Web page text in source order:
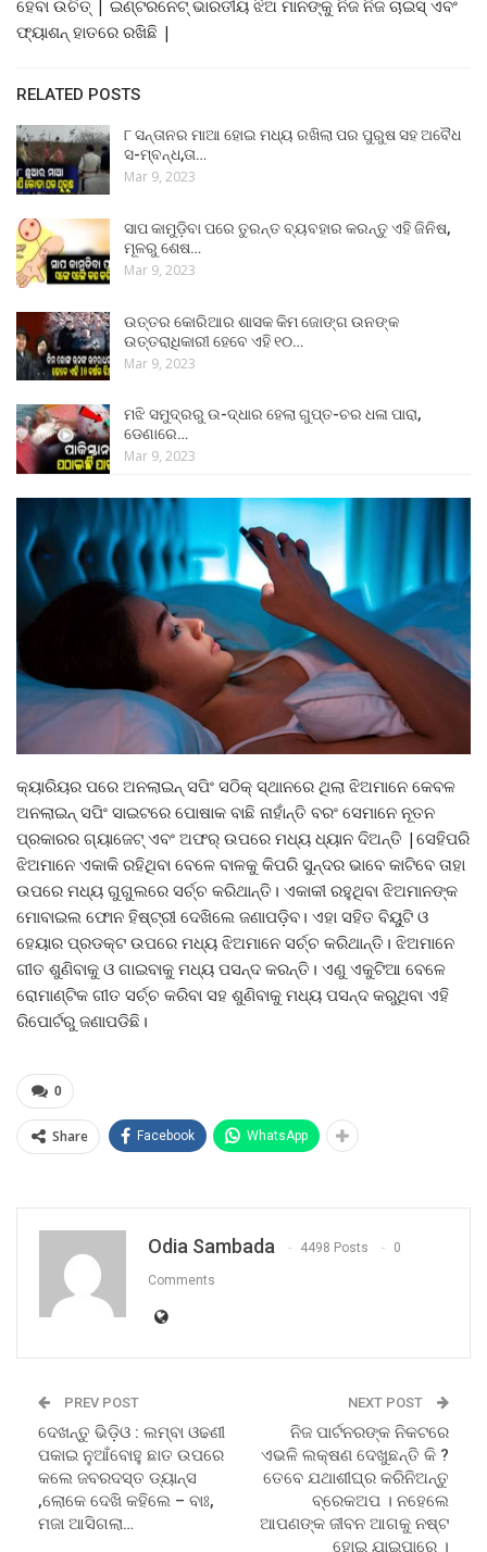
ହେବା ଉଚିତ୍ | ଇଣ୍ଟରନେଟ୍ ଭାରତୀୟ ଝିଅ ମାନଙ୍କୁ ନିଜ ନିଜ ଚାଇସ୍ ଏବଂ
ଫ୍ୟାଶନ୍ ହାତରେ ରଖିଛି |
RELATED POSTS
୮ ସନ୍ତାନର ମାଆ ହୋଇ ମଧ୍ୟ ରଖିଲା ପର ପୁରୁଷ ସହ ଅବୈଧ
ସ-ମ୍ବନ୍ଧ,ତା…
Mar 9, 2023
ସାପ କାମୁଡ଼ିବା ପରେ ତୁରନ୍ତ ବ୍ୟବହାର କରନ୍ତୁ ଏହି ଜିନିଷ,
ମୂଳରୁ ଶେଷ…
Mar 9, 2023
ଉତ୍ତର କୋରିଆର ଶାସକ କିମ ଜୋଙ୍ଗ ଉନଙ୍କ
ଉତ୍ତରାଧିକାରୀ ହେବେ ଏହି ୧୦…
Mar 9, 2023
ମଝି ସମୁଦ୍ରରୁ ଉ-ଦ୍ଧାର ହେଲା ଗୁପ୍ତ-ଚର ଧଳା ପାରା,
ଡେଣାରେ…
Mar 9, 2023
କ୍ୟାରିୟର ପରେ ଅନଲାଇନ୍ ସପିଂ ସଠିକ୍ ସ୍ଥାନରେ ଥିଲା ଝିଅମାନେ କେବଳ
ଅନଲାଇନ୍ ସପିଂ ସାଇଟରେ ପୋଷାକ ବାଛି ନାହାଁନ୍ତି ବରଂ ସେମାନେ ନୂତନ
ପ୍ରକାରର ଗ୍ୟାଜେଟ୍ ଏବଂ ଅଫର୍ ଉପରେ ମଧ୍ୟ ଧ୍ୟାନ ଦିଅନ୍ତି |ସେହିପରି
ଝିଅମାନେ ଏକାକି ରହିଥିବା ବେଳେ ବାଳକୁ କିପରି ସୁନ୍ଦର ଭାବେ କାଟିବେ ତାହା
ଉପରେ ମଧ୍ୟ ଗୁଗୁଲରେ ସର୍ଚ୍ଚ କରିଥାନ୍ତି। ଏକାକୀ ରହୁଥିବା ଝିଅମାନଙ୍କ
ମୋବାଇଲ ଫୋନ ହିଷ୍ଟ୍ରୀ ଦେଖିଲେ ଜଣାପଡ଼ିବ। ଏହା ସହିତ ବିୟୁଟି ଓ
ହେୟାର ପ୍ରଡକ୍ଟ ଉପରେ ମଧ୍ୟ ଝିଅମାନେ ସର୍ଚ୍ଚ କରିଥାନ୍ତି। ଝିଅମାନେ
ଗୀତ ଶୁଣିବାକୁ ଓ ଗାଇବାକୁ ମଧ୍ୟ ପସନ୍ଦ କରନ୍ତି। ଏଣୁ ଏକୁଟିଆ ବେଳେ
ରୋମାଣ୍ଟିକ ଗୀତ ସର୍ଚ୍ଚ କରିବା ସହ ଶୁଣିବାକୁ ମଧ୍ୟ ପସନ୍ଦ କରୁଥିବା ଏହି
ରିପୋର୍ଟରୁ ଜଣାପଡିଛି।
0
Share Facebook WhatsApp
Odia Sambada 4498 Posts 0
Comments
PREV POST
ଦେଖନ୍ତୁ ଭିଡ଼ିଓ : ଲମ୍ବା ଓଢଣୀ
ପକାଇ ନୁଆଁବୋହୁ ଛାତ ଉପରେ
କଲେ ଜବରଦସ୍ତ ଡ୍ୟାନ୍ସ
,ଲୋକେ ଦେଖି କହିଲେ – ବାଃ,
ମଜା ଆସିଗଲା…
NEXT POST
ନିଜ ପାର୍ଟନରଙ୍କ ନିକଟରେ
ଏଭଳି ଲକ୍ଷଣ ଦେଖୁଛନ୍ତି କି ?
ତେବେ ଯଥାଶୀଘ୍ର କରିନିଅନ୍ତୁ
ବ୍ରେକଅପ । ନହେଲେ
ଆପଣଙ୍କ ଜୀବନ ଆଗକୁ ନଷ୍ଟ
ହୋଇ ଯାଇପାରେ ।